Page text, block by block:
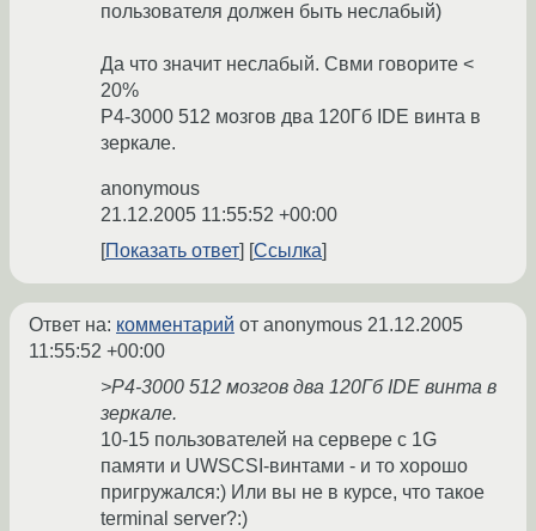
пользователя должен быть неслабый)
Да что значит неслабый. Свми говорите <
20%
Р4-3000 512 мозгов два 120Гб IDE винта в
зеркале.
anonymous
21.12.2005 11:55:52 +00:00
Показать ответ
Ссылка
Ответ на: комментарий от anonymous 21.12.2005
11:55:52 +00:00
>Р4-3000 512 мозгов два 120Гб IDE винта в
зеркале.
10-15 пользователей на сервере с 1G
памяти и UWSCSI-винтами - и то хорошо
пригружался:) Или вы не в курсе, что такое
terminal server?:)